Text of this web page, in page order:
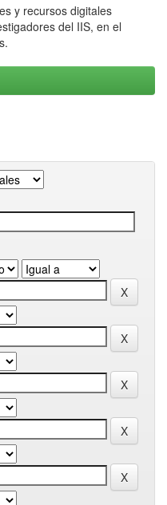
y recursos digitales
del IIS, en el